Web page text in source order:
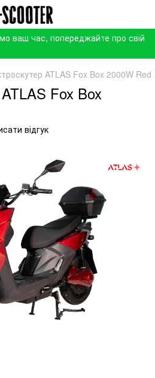
ваш час, попереджайте про свій
ATLAS Fox Box 2000W Red
Fox Box
відгук